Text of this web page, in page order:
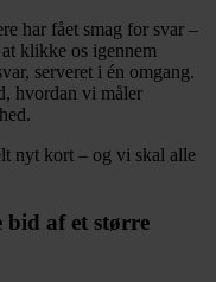
har fået smag for svar –
klikke os igennem
serveret i én omgang.
hvordan vi måler
nyt kort – og vi skal alle
bid af et større